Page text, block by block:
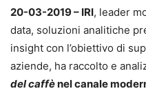
20-03-2019 – IRI, leader
data, soluzioni analitiche
insight con l’obiettivo di
aziende, ha raccolto e
del caffènel canale